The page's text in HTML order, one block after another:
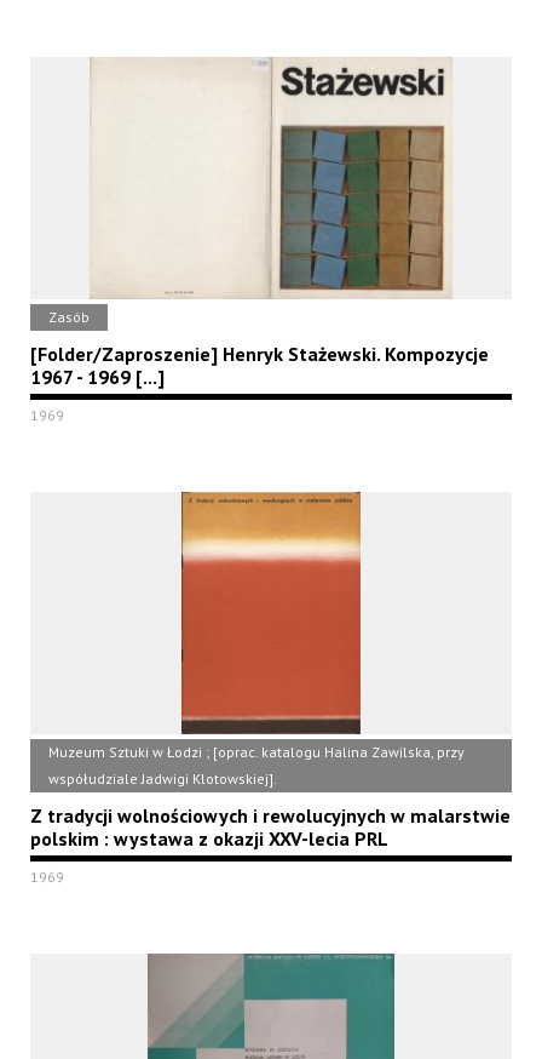
Zasób
[Folder/Zaproszenie] Henryk Stażewski. Kompozycje
1967 - 1969 [...]
1969
Muzeum Sztuki w Łodzi ; [oprac. katalogu Halina Zawilska, przy
współudziale Jadwigi Klotowskiej].
Z tradycji wolnościowych i rewolucyjnych w malarstwie
polskim : wystawa z okazji XXV-lecia PRL
1969